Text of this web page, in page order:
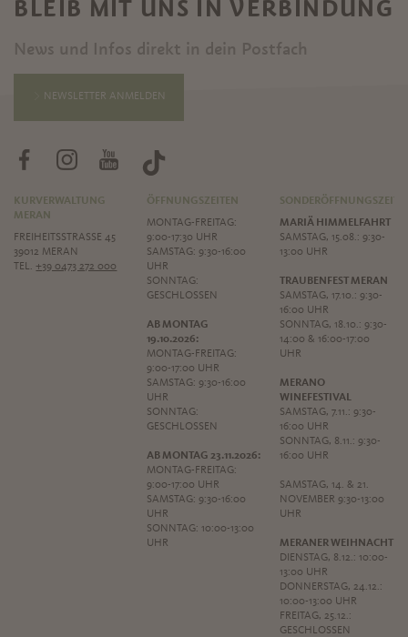
BLEIB MIT UNS IN VERBINDUNG
News und Infos direkt in dein Postfach
NEWSLETTER ANMELDEN
KURVERWALTUNG
MERAN
FREIHEITSSTRASSE 45
39012 MERAN
TEL.+39 0473 272 000
ÖFFNUNGSZEITEN
MONTAG-FREITAG:
9:00-17:30 UHR
SAMSTAG: 9:30-16:00
UHR
SONNTAG:
GESCHLOSSEN
AB MONTAG
19.10.2026:
MONTAG-FREITAG:
9:00-17:00 UHR
SAMSTAG: 9:30-16:00
UHR
SONNTAG:
GESCHLOSSEN
AB MONTAG 23.11.2026:
MONTAG-FREITAG:
9:00-17:00 UHR
SAMSTAG: 9:30-16:00
UHR
SONNTAG: 10:00-13:00
UHR
MARIÄ HIMMELFAHRT
SAMSTAG, 15.08.: 9:30-
13:00 UHR
TRAUBENFEST MERAN
SAMSTAG, 17.10.: 9:30-
16:00 UHR
SONNTAG, 18.10.: 9:30-
14:00 & 16:00-17:00
UHR
MERANO
WINEFESTIVAL
SAMSTAG, 7.11.: 9:30-
16:00 UHR
SONNTAG, 8.11.: 9:30-
16:00 UHR
SAMSTAG, 14. & 21.
NOVEMBER 9:30-13:00
UHR
MERANER WEIHNACHT
DIENSTAG, 8.12.: 10:00-
13:00 UHR
DONNERSTAG, 24.12.:
10:00-13:00 UHR
FREITAG, 25.12.:
GESCHLOSSEN